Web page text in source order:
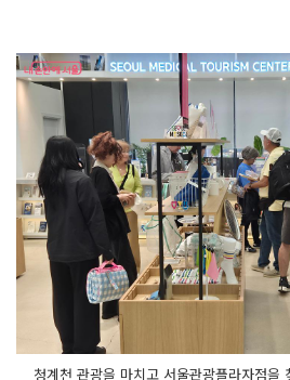
청계천 관광을 마치고 서울관광플라자점